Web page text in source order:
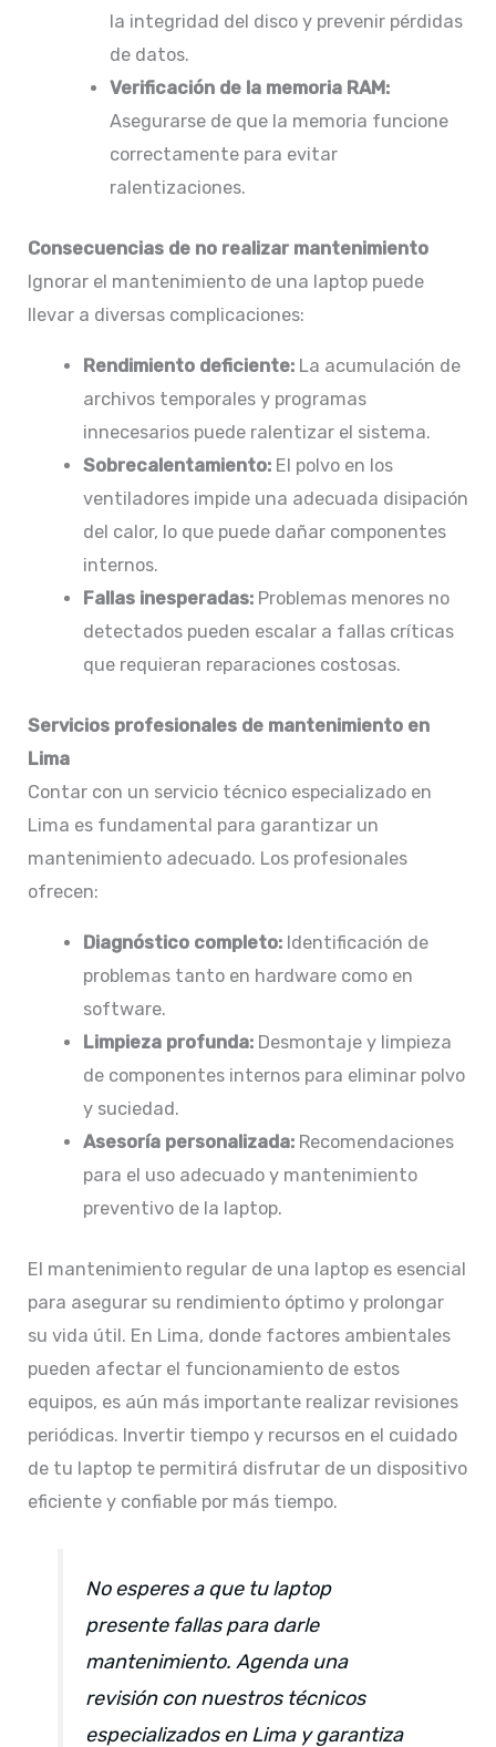
la integridad del disco y prevenir pérdidas
de datos.​
Verificación de la memoria RAM:
Asegurarse de que la memoria funcione
correctamente para evitar
ralentizaciones.​
Consecuencias de no realizar mantenimiento
Ignorar el mantenimiento de una laptop puede
llevar a diversas complicaciones:​
Rendimiento deficiente:La acumulación de
archivos temporales y programas
innecesarios puede ralentizar el sistema.​
Sobrecalentamiento:El polvo en los
ventiladores impide una adecuada disipación
del calor, lo que puede dañar componentes
internos.​
Fallas inesperadas:Problemas menores no
detectados pueden escalar a fallas críticas
que requieran reparaciones costosas.​
Servicios profesionales de mantenimiento en
Lima
Contar con un servicio técnico especializado en
Lima es fundamental para garantizar un
mantenimiento adecuado. Los profesionales
ofrecen:
Diagnóstico completo:Identificación de
problemas tanto en hardware como en
software.​
Limpieza profunda:Desmontaje y limpieza
de componentes internos para eliminar polvo
y suciedad.​
Asesoría personalizada:Recomendaciones
para el uso adecuado y mantenimiento
preventivo de la laptop.​
El mantenimiento regular de una laptop es esencial
para asegurar su rendimiento óptimo y prolongar
su vida útil. En Lima, donde factores ambientales
pueden afectar el funcionamiento de estos
equipos, es aún más importante realizar revisiones
periódicas. Invertir tiempo y recursos en el cuidado
de tu laptop te permitirá disfrutar de un dispositivo
eficiente y confiable por más tiempo.​
No esperes a que tu laptop
presente fallas para darle
mantenimiento. Agenda una
revisión con nuestros técnicos
especializados en Lima y garantiza